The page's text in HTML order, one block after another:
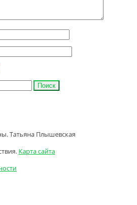
Татьяна Плышевская
Карта сайта